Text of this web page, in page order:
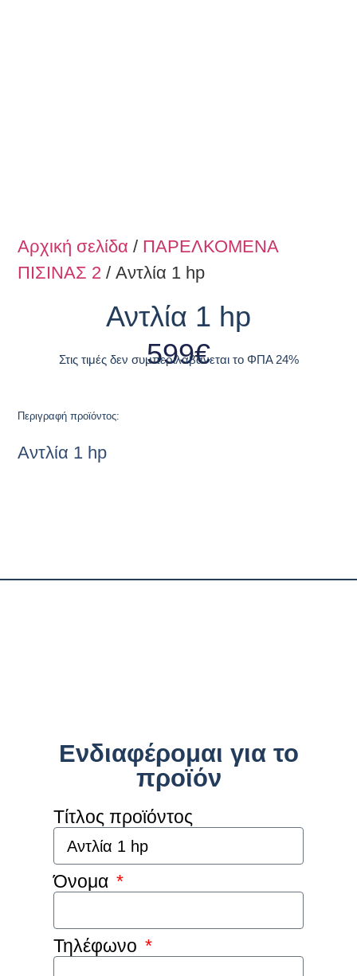
Αρχική σελίδα / ΠΑΡΕΛΚΟΜΕΝΑ
ΠΙΣΙΝΑΣ 2 / Αντλία 1 hp
Αντλία 1 hp
599€
Στις τιμές δεν συμπεριλαβάνεται το ΦΠΑ 24%
Περιγραφή προϊόντος:
Αντλία 1 hp
Ενδιαφέρομαι για το
προϊόν
Τίτλος προϊόντος
Όνομα
Τηλέφωνο